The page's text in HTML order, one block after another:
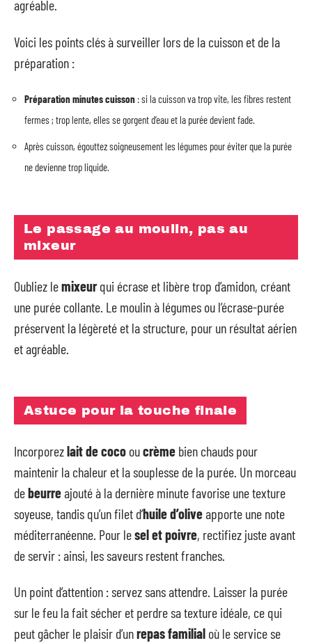
agréable.
Voici les points clés à surveiller lors de la cuisson et de la
préparation :
Préparation minutes cuisson : si la cuisson va trop vite, les fibres restent
fermes ; trop lente, elles se gorgent d’eau et la purée devient fade.
Après cuisson, égouttez soigneusement les légumes pour éviter que la purée
ne devienne trop liquide.
Le passage au moulin, pas au
mixeur
Oubliez lemixeurqui écrase et libère trop d’amidon, créant
une purée collante. Le moulin à légumes ou l’écrase-purée
préservent la légèreté et la structure, pour un résultat aérien
et agréable.
Astuce pour la touche finale
Incorporezlait de coco oucrème bien chauds pour
maintenir la chaleur et la souplesse de la purée. Un morceau
debeurreajouté à la dernière minute favorise une texture
soyeuse, tandis qu’un filet d’huile d’oliveapporte une note
méditerranéenne. Pour lesel et poivre, rectifiez juste avant
de servir : ainsi, les saveurs restent franches.
Un point d’attention : servez sans attendre. Laisser la purée
sur le feu la fait sécher et perdre sa texture idéale, ce qui
peut gâcher le plaisir d’unrepas familial où le service se